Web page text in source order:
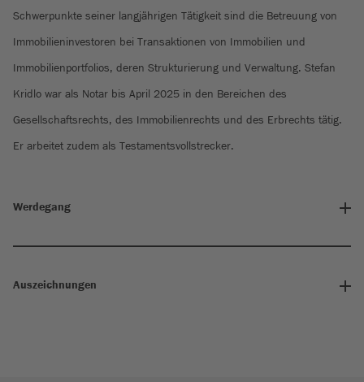
Schwerpunkte seiner langjährigen Tätigkeit sind die Betreuung von
Immobilieninvestoren bei Transaktionen von Immobilien und
Immobilienportfolios, deren Strukturierung und Verwaltung. Stefan
Kridlo war als Notar bis April 2025 in den Bereichen des
Gesellschaftsrechts, des Immobilienrechts und des Erbrechts tätig.
Er arbeitet zudem als Testamentsvollstrecker.
Werdegang
Auszeichnungen